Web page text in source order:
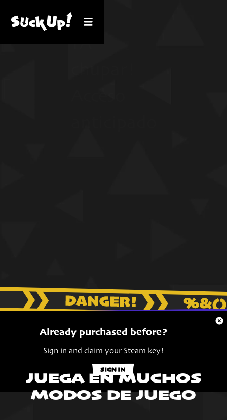
¡A
Already purchased before?
Sign in and claim your Steam key!
JUEGA EN MUCHOS
MODOS DE JUEGO